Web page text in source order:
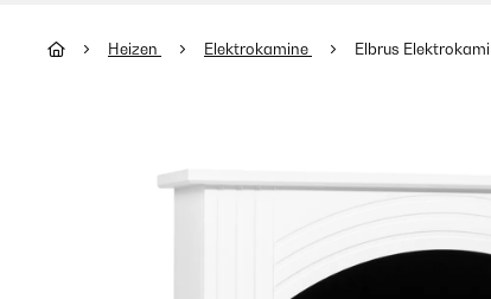
Heizen Elektrokamine Elbrus